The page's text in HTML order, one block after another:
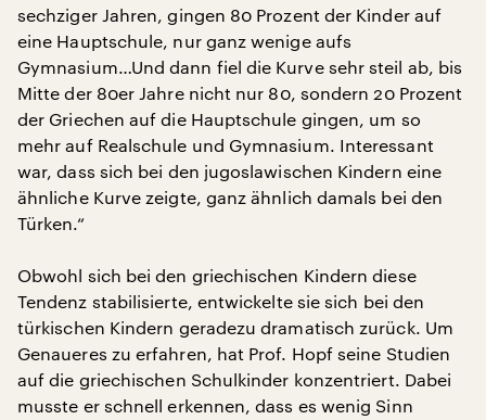
sechziger Jahren, gingen 80 Prozent der Kinder auf
eine Hauptschule, nur ganz wenige aufs
Gymnasium…Und dann fiel die Kurve sehr steil ab, bis
Mitte der 80er Jahre nicht nur 80, sondern 20 Prozent
der Griechen auf die Hauptschule gingen, um so
mehr auf Realschule und Gymnasium. Interessant
war, dass sich bei den jugoslawischen Kindern eine
ähnliche Kurve zeigte, ganz ähnlich damals bei den
Türken.“
Obwohl sich bei den griechischen Kindern diese
Tendenz stabilisierte, entwickelte sie sich bei den
türkischen Kindern geradezu dramatisch zurück. Um
Genaueres zu erfahren, hat Prof. Hopf seine Studien
auf die griechischen Schulkinder konzentriert. Dabei
musste er schnell erkennen, dass es wenig Sinn